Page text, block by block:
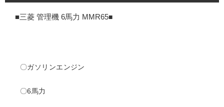
■三菱 管理機 6馬力 MMR65■
〇ガソリンエンジン
〇6馬力